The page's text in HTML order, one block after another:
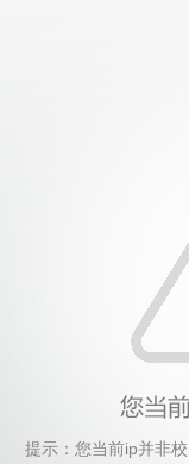
提示：您当前ip并非